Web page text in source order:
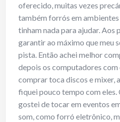
oferecido, muitas vezes
também forrós em ambientes
tinham nada para ajudar. Aos
garantir ao máximo que meu
pista. Então achei melhor
depois os computadores
comprar toca discos e mixer,
fiquei pouco tempo com eles.
gostei de tocar em eventos
som, como forró eletrônico,